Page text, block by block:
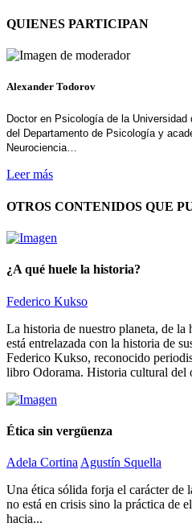
QUIENES PARTICIPAN
Alexander Todorov
Doctor en Psicología de la
del Departamento de Psicología y
Neurociencia…
Leer más
OTROS CONTENIDOS QUE
¿A qué huele la historia?
Federico Kukso
La historia de nuestro planeta, de
está entrelazada con la historia de
Federico Kukso, reconocido
libro Odorama. Historia cultural del
Ética sin vergüenza
Adela Cortina Agustín Squella
Una ética sólida forja el carácter de
no está en crisis sino la práctica de
hacia...